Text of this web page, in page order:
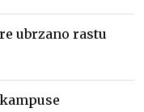
ubrzano rastu